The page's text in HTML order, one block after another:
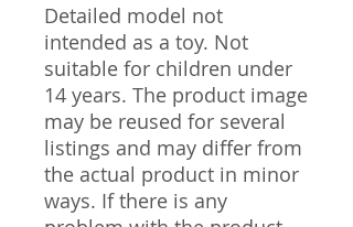
Detailed model not
intended as a toy. Not
suitable for children under
14 years. The product image
may be reused for several
listings and may differ from
the actual product in minor
ways. If there is any